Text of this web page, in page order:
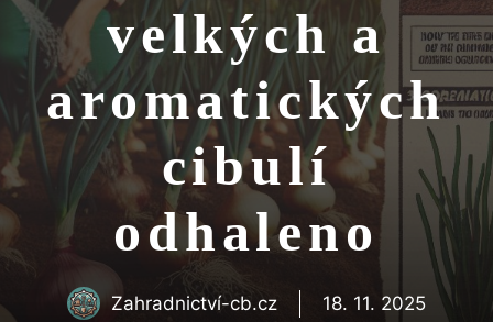
velkých a
aromatických
cibulí
odhaleno
Zahradnictví-cb.cz 18. 11. 2025